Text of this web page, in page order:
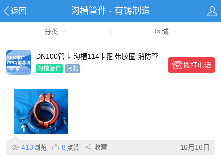
返回 沟槽管件 - 有铸制造
分类 区域
DN100管卡 沟槽114卡箍 带胶圈 消防管
件厂家 无缝管
沟槽管件 河北 拨打电话
413 浏览 8 点赞 收藏 10月16日